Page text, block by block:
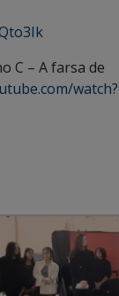
C – A farsa de
watch?